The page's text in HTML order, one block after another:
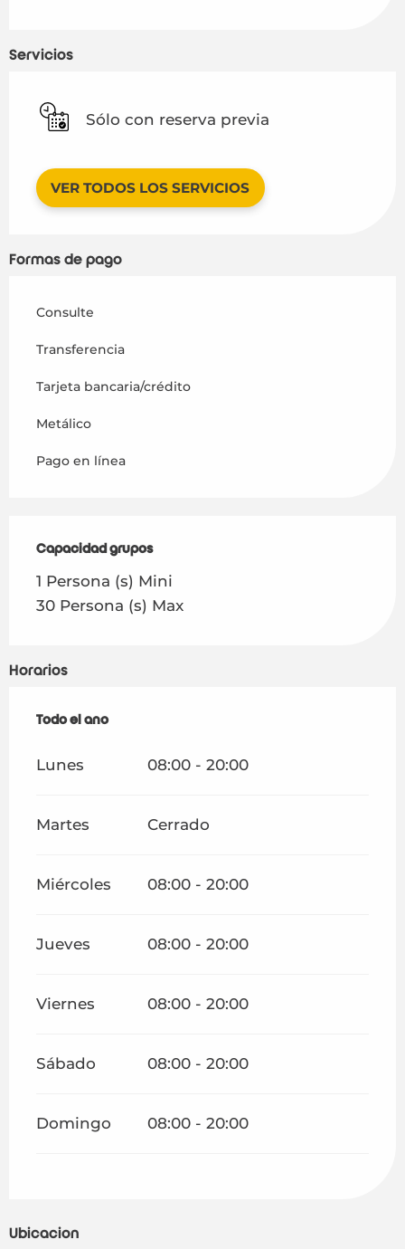
Servicios
Sólo con reserva previa
VER TODOS LOS SERVICIOS
Formas de pago
Consulte
Transferencia
Tarjeta bancaria/crédito
Metálico
Pago en línea
Capacidad grupos
Capacidad grupos
1 Persona (s) Mini
30 Persona (s) Max
Horarios
Todo el año
Todo el año
Lunes 08:00 - 20:00
Martes Cerrado
Miércoles 08:00 - 20:00
Jueves 08:00 - 20:00
Viernes 08:00 - 20:00
Sábado 08:00 - 20:00
Domingo 08:00 - 20:00
Ubicación